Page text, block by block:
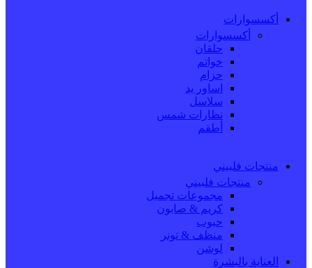
أكسسوارات
أكسسوارات
حلقان
خواتم
حزام
اساور يد
سلاسل
نظارات شمس
أطقم
منتجات فلبيني
منتجات فلبيني
مجموعات تجميل
كريم & صابون
حبوب
منظف & تونر
لوشن
العناية بالبشرة